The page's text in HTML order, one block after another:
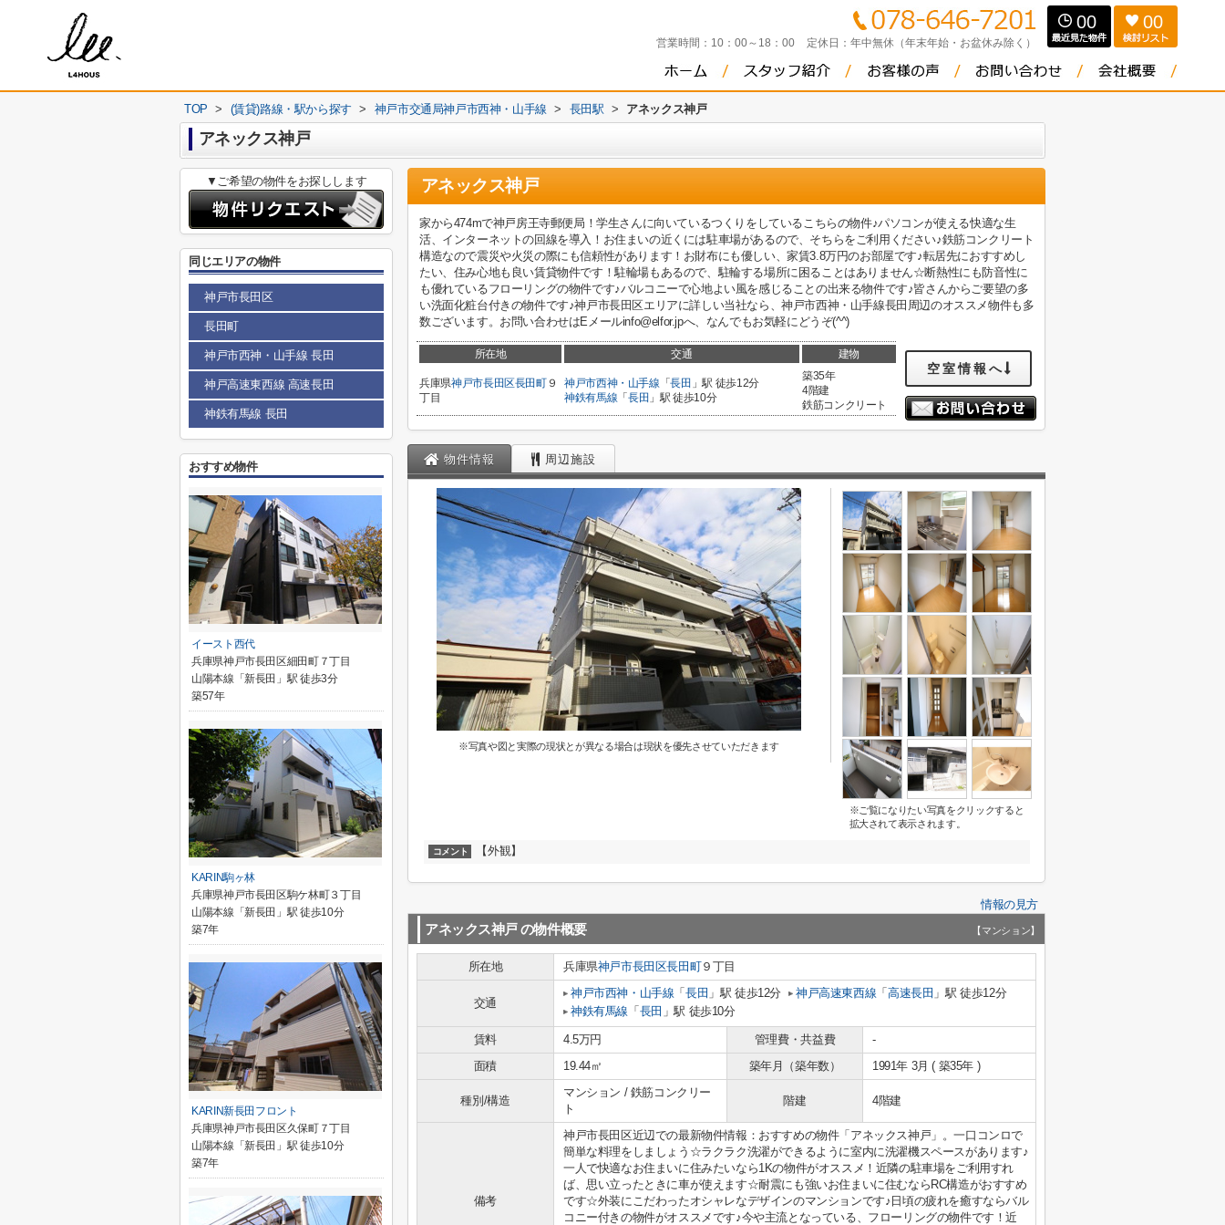
営業時間： 10：00～18：00 定休日： 年中無休（年末年始・お盆休み除く）
00 00
TOP > (賃貸)路線・駅から探す > 神戸市交通局神戸市西神・山手線 > 長田駅 > アネックス神戸
アネックス神戸
アネックス神戸
家から474mで神戸房王寺郵便局！学生さんに向いているつくりをしているこちらの物件♪パソコンが使える快適な生
活、インターネットの回線を導入！お住まいの近くには駐車場があるので、そちらをご利用ください♪鉄筋コンクリート
構造なので震災や火災の際にも信頼性があります！お財布にも優しい、家賃3.8万円のお部屋です♪転居先におすすめし
たい、住み心地も良い賃貸物件です！駐輪場もあるので、駐輪する場所に困ることはありません☆断熱性にも防音性に
も優れているフローリングの物件です♪バルコニーで心地よい風を感じることの出来る物件です♪皆さんからご要望の多
い洗面化粧台付きの物件です♪神戸市長田区エリアに詳しい当社なら、神戸市西神・山手線長田周辺のオススメ物件も多
数ございます。お問い合わせはEメールinfo@elfor.jpへ、なんでもお気軽にどうぞ(^^)
所在地 交通 建物
兵庫県神戸市長田区長田町９
丁目
神戸市西神・山手線 「長田 」駅 徒歩12分
神鉄有馬線 「 長田 」駅 徒歩10分
築35年
4階建
鉄筋コンクリート
空室情報へ
物件情報 周辺施設
※写真や図と実際の現状とが異なる場合は現状を優先させていただきます
※ご覧になりたい写真をクリックすると
拡大されて表示されます。
コメント 【外観】
情報の見方
アネックス神戸の物件概要 【マンション】
所在地 兵庫県神戸市長田区長田町９丁目
交通
神戸市西神・山手線 「長田 」駅 徒歩12分 神戸高速東西線 「 高速長田 」駅 徒歩12分
神鉄有馬線 「 長田 」駅 徒歩10分
賃料 4.5万円 管理費・共益費
-
面積
19.44㎡ 築年月（築年数） 1991年 3月 ( 築35年 )
種別/構造
マンション / 鉄筋コンクリー
ト
階建 4階建
備考
神戸市長田区近辺での最新物件情報：おすすめの物件「アネックス神戸」。一口コンロで
簡単な料理をしましょう☆ラクラク洗濯ができるように室内に洗濯機スペースがあります♪
一人で快適なお住まいに住みたいなら1Kの物件がオススメ！近隣の駐車場をご利用すれ
ば、思い立ったときに車が使えます☆耐震にも強いお住まいに住むならRC構造がおすすめ
です☆外装にこだわったオシャレなデザインのマンションです♪日頃の疲れを癒すならバル
コニー付きの物件がオススメです♪今や主流となっている、フローリングの物件です！近
▼ご希望の物件をお探しします
同じエリアの物件
神戸市長田区
長田町
神戸市西神・山手線 長田
神戸高速東西線 高速長田
神鉄有馬線 長田
おすすめ物件
イースト西代
兵庫県神戸市長田区細田町７丁目
山陽本線「新長田」駅 徒歩3分
築57年
KARIN駒ヶ林
兵庫県神戸市長田区駒ケ林町３丁目
山陽本線「新長田」駅 徒歩10分
築7年
KARIN新長田フロント
兵庫県神戸市長田区久保町７丁目
山陽本線「新長田」駅 徒歩10分
築7年